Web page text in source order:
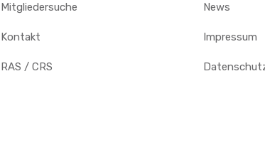
Mitgliedersuche
Kontakt
RAS / CRS
News
Impressum